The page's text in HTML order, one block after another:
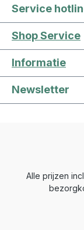
Service
Shop Service
Informatie
Newsletter
Alle prijzen